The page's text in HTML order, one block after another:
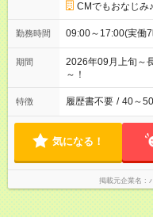
CMでもおなじみ
勤務時間 09:00～17:00(実
期間
2026年09月上旬
～！
特徴 履歴書不要 / 40～
気になる！
掲載元企業名